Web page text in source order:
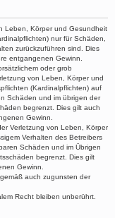
Leben, Körper und Gesundheit
nur für Schäden,
zurückzuführen sind. Dies
entgangenen Gewinn.
oder grob
von Leben, Körper und
(Kardinalpflichten) auf
Schäden und im übrigen der
begrenzt. Dies gilt auch
Gewinn.
Verletzung von Leben, Körper
Verhalten des Betreibers
Schäden und im Übrigen
begrenzt. Dies gilt
Gewinn.
auch zugunsten der
Recht bleiben unberührt.